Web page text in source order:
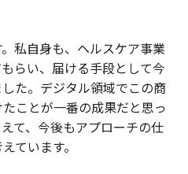
私自身も、ヘルスケア事業
らい、届ける手段として今
た。デジタル領域でこの商
ことが一番の成果だと思っ
て、今後もアプローチの仕
ています。